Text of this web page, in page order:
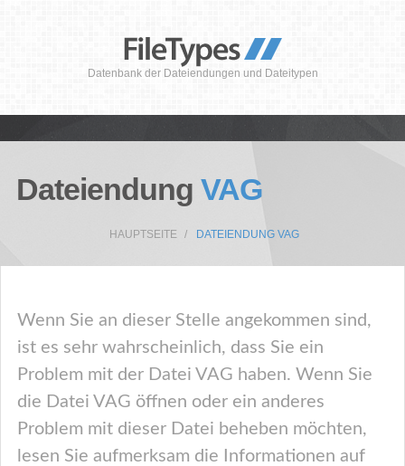
Datenbank der Dateiendungen und Dateitypen
Dateiendung VAG
HAUPTSEITE DATEIENDUNG VAG
Wenn Sie an dieser Stelle angekommen sind,
ist es sehr wahrscheinlich, dass Sie ein
Problem mit der Datei VAG haben. Wenn Sie
die Datei VAG öffnen oder ein anderes
Problem mit dieser Datei beheben möchten,
lesen Sie aufmerksam die Informationen auf